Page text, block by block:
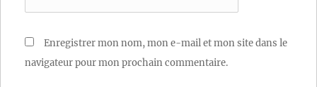
Enregistrer mon nom, mon e-mail et mon site dans le
navigateur pour mon prochain commentaire.